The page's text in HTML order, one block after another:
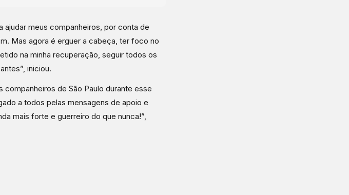
ajudar meus companheiros, por conta de
Mas agora é erguer a cabeça, ter foco no
na minha recuperação, seguir todos os
iniciou.
companheiros de São Paulo durante esse
a todos pelas mensagens de apoio e
mais forte e guerreiro do que nunca!”,